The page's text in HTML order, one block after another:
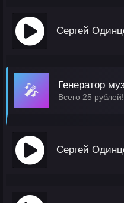
Сергей
🎤 Генератор
Всего 25 рублей!
Сергей